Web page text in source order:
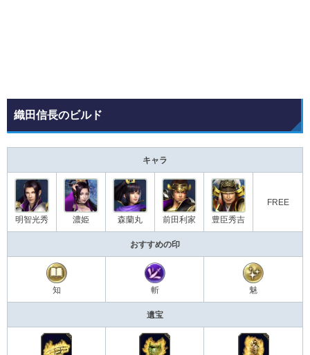
織田信長のビルド
キャラ
明智光秀 濃姫 森蘭丸 前田利家 豊臣秀吉
FREE
おすすめの印
知 斬 魅
遺宝